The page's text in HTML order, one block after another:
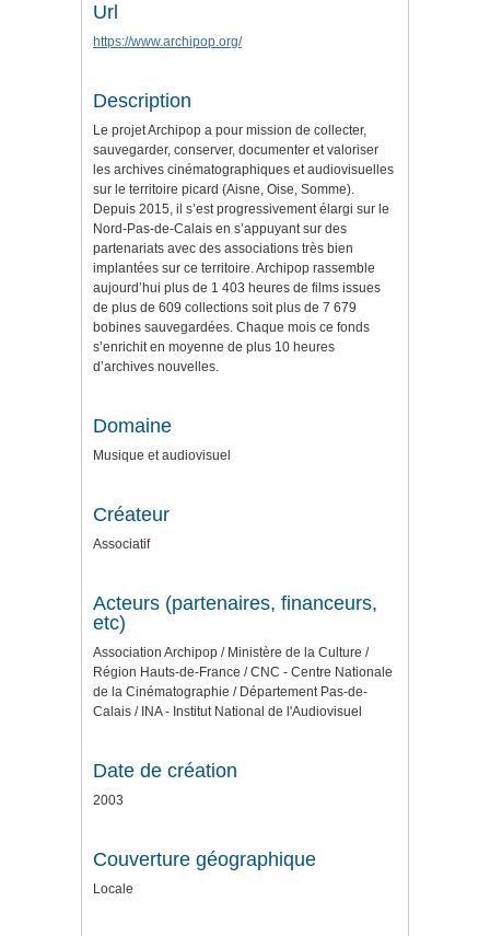
Url
https://www.archipop.org/
Description
Le projet Archipop a pour mission de collecter,
sauvegarder, conserver, documenter et valoriser
les archives cinématographiques et audiovisuelles
sur le territoire picard (Aisne, Oise, Somme).
Depuis 2015, il s’est progressivement élargi sur le
Nord-Pas-de-Calais en s’appuyant sur des
partenariats avec des associations très bien
implantées sur ce territoire. Archipop rassemble
aujourd’hui plus de 1 403 heures de films issues
de plus de 609 collections soit plus de 7 679
bobines sauvegardées. Chaque mois ce fonds
s’enrichit en moyenne de plus 10 heures
d’archives nouvelles.
Domaine
Musique et audiovisuel
Créateur
Associatif
Acteurs (partenaires, financeurs,
etc)
Association Archipop / Ministère de la Culture /
Région Hauts-de-France / CNC - Centre Nationale
de la Cinématographie / Département Pas-de-
Calais / INA - Institut National de l'Audiovisuel
Date de création
2003
Couverture géographique
Locale